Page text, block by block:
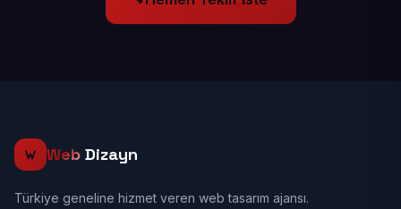
Web Dizayn
Türkiye geneline hizmet veren web tasarım ajansı.